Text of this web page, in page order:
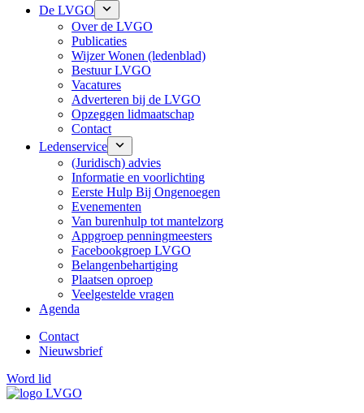
De LVGO
Over de LVGO
Publicaties
Wijzer Wonen (ledenblad)
Bestuur LVGO
Vacatures
Adverteren bij de LVGO
Opzeggen lidmaatschap
Contact
Ledenservice
(Juridisch) advies
Informatie en voorlichting
Eerste Hulp Bij Ongenoegen
Evenementen
Van burenhulp tot mantelzorg
Appgroep penningmeesters
Facebookgroep LVGO
Belangenbehartiging
Plaatsen oproep
Veelgestelde vragen
Agenda
Contact
Nieuwsbrief
Word lid